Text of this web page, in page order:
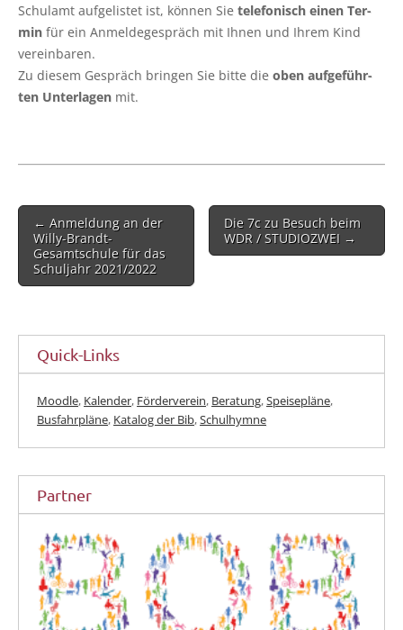
Schul­amt auf­ge­lis­tet ist, kön­nen Sie tele­fo­nisch einen Ter­
min für ein Anmel­de­ge­spräch mit Ihnen und Ihrem Kind
vereinbaren.
Zu die­sem Gespräch brin­gen Sie bit­te die oben auf­ge­führ­
ten Unter­la­gen mit.
Post
navigation
← Anmeldung an der
Willy-Brandt-
Gesamtschule für das
Schuljahr 2021/2022
Die 7c zu Besuch beim
WDR / STUDIOZWEI →
Quick-Links
Moodle, Kalender, Förderverein, Beratung,Speisepläne,
Busfahrpläne, Katalog der Bib,Schulhymne
Partner